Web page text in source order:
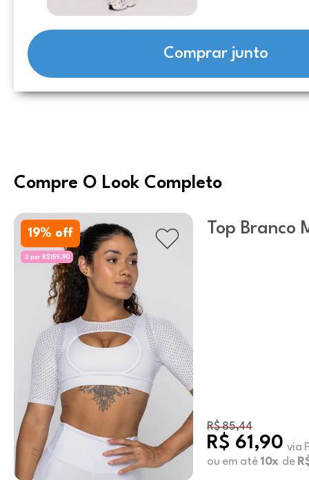
Comprar junto
Compre O Look Completo
19% off Top Branco
R$ 85,44
R$ 61,90 via
ou em até 10x de